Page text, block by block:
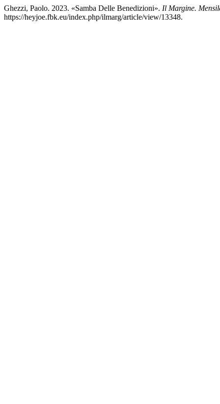
Ghezzi, Paolo. 2023. «Samba Delle Benedizioni». Il Margine.
https://heyjoe.fbk.eu/index.php/ilmarg/article/view/13348.